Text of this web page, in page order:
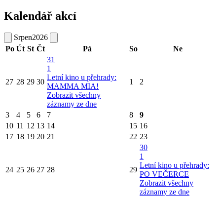
Kalendář akcí
Srpen2026
Po Út St Čt Pá So Ne
27 28 29 30
31
1
Letní kino u přehrady:
MAMMA MIA!
Zobrazit všechny
záznamy ze dne
1 2
3 4 5 6 7 8
9
10 11 12 13 14 15 16
17 18 19 20 21 22 23
24 25 26 27 28 29
30
1
Letní kino u přehrady:
PO VEČERCE
Zobrazit všechny
záznamy ze dne